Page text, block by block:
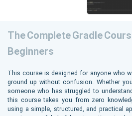
The Complete Gradle
Beginners
This course is designed for anyone who
ground up without confusion. Whether
someone who has struggled to
this course takes you from zero
using a simple, structured, and practical